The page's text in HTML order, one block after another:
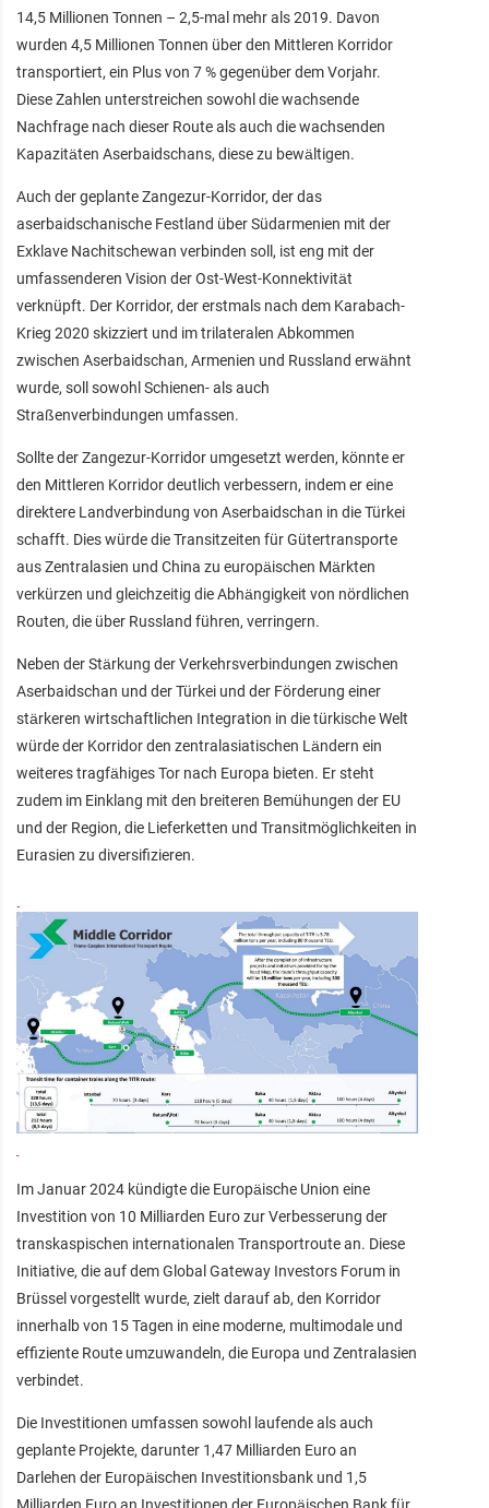
14,5 Millionen Tonnen – 2,5-mal mehr als 2019. Davon
wurden 4,5 Millionen Tonnen über den Mittleren Korridor
transportiert, ein Plus von 7 % gegenüber dem Vorjahr.
Diese Zahlen unterstreichen sowohl die wachsende
Nachfrage nach dieser Route als auch die wachsenden
Kapazitäten Aserbaidschans, diese zu bewältigen.
Auch der geplante Zangezur-Korridor, der das
aserbaidschanische Festland über Südarmenien mit der
Exklave Nachitschewan verbinden soll, ist eng mit der
umfassenderen Vision der Ost-West-Konnektivität
verknüpft. Der Korridor, der erstmals nach dem Karabach-
Krieg 2020 skizziert und im trilateralen Abkommen
zwischen Aserbaidschan, Armenien und Russland erwähnt
wurde, soll sowohl Schienen- als auch
Straßenverbindungen umfassen.
Sollte der Zangezur-Korridor umgesetzt werden, könnte er
den Mittleren Korridor deutlich verbessern, indem er eine
direktere Landverbindung von Aserbaidschan in die Türkei
schafft. Dies würde die Transitzeiten für Gütertransporte
aus Zentralasien und China zu europäischen Märkten
verkürzen und gleichzeitig die Abhängigkeit von nördlichen
Routen, die über Russland führen, verringern.
Neben der Stärkung der Verkehrsverbindungen zwischen
Aserbaidschan und der Türkei und der Förderung einer
stärkeren wirtschaftlichen Integration in die türkische Welt
würde der Korridor den zentralasiatischen Ländern ein
weiteres tragfähiges Tor nach Europa bieten. Er steht
zudem im Einklang mit den breiteren Bemühungen der EU
und der Region, die Lieferketten und Transitmöglichkeiten in
Eurasien zu diversifizieren.
Im Januar 2024 kündigte die Europäische Union eine
Investition von 10 Milliarden Euro zur Verbesserung der
transkaspischen internationalen Transportroute an. Diese
Initiative, die auf dem Global Gateway Investors Forum in
Brüssel vorgestellt wurde, zielt darauf ab, den Korridor
innerhalb von 15 Tagen in eine moderne, multimodale und
effiziente Route umzuwandeln, die Europa und Zentralasien
verbindet.
Die Investitionen umfassen sowohl laufende als auch
geplante Projekte, darunter 1,47 Milliarden Euro an
Darlehen der Europäischen Investitionsbank und 1,5